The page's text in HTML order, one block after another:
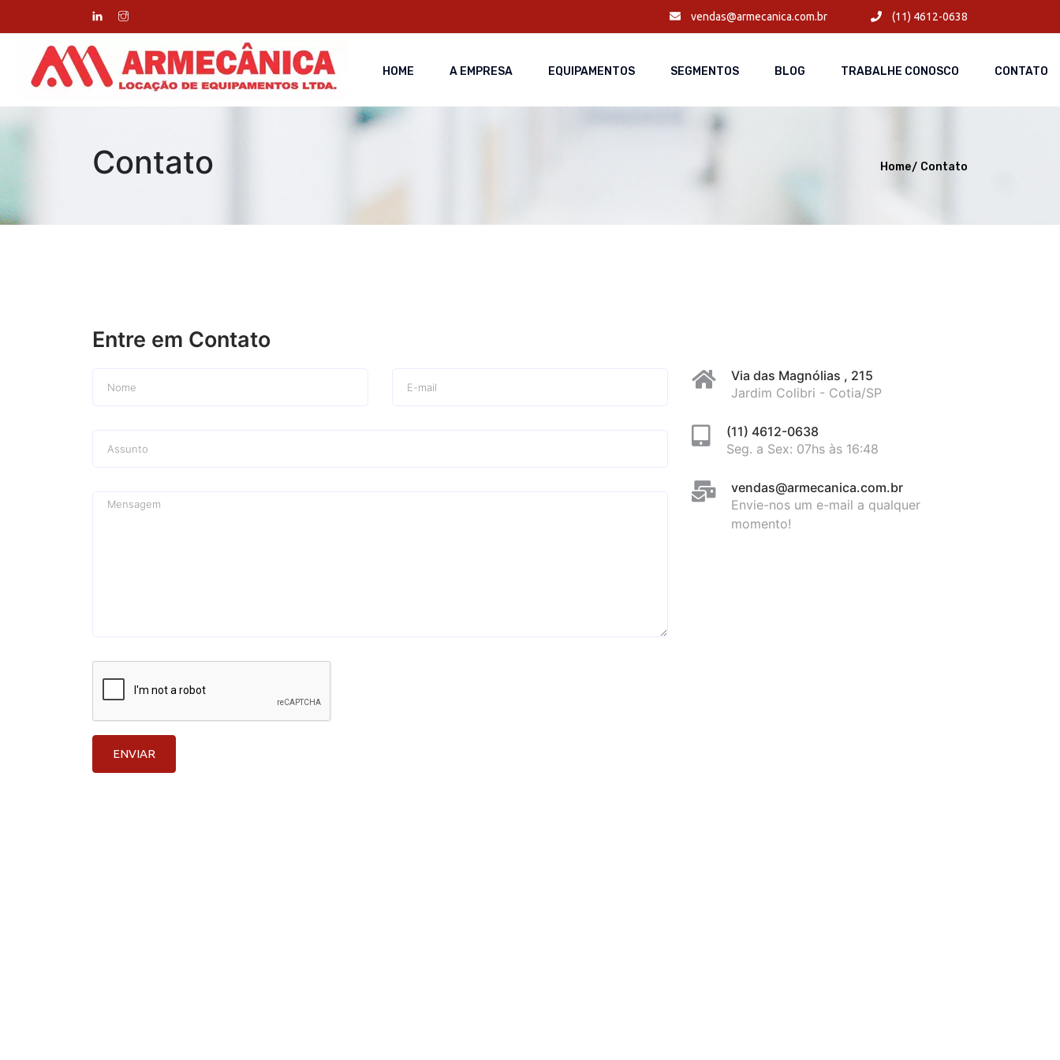
vendas@armecanica.com.br (11) 4612-0638
HOME A EMPRESA EQUIPAMENTOS SEGMENTOS BLOG TRABALHE CONOSCO CONTATO
Contato Home Contato
Entre em Contato
ENVIAR
Via das Magnólias , 215
Jardim Colibri - Cotia/SP
(11) 4612-0638
Seg. a Sex: 07hs às 16:48
vendas@armecanica.com.br
Envie-nos um e-mail a qualquer
momento!